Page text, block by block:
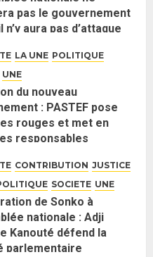
pas le gouvernement
n’y aura pas d’attaque
0
LA UNE POLITIQUE
UNE
du nouveau
: PASTEF pose
rouges et met en
responsables
CONTRIBUTION JUSTICE
SOCIETE UNE
de Sonko à
nationale : Adji
Kanouté défend la
parlementaire